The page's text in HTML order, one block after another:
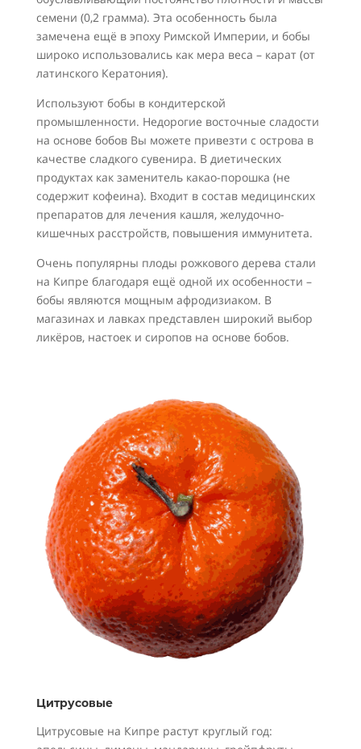
семени (0,2 грамма). Эта особенность была
замечена ещё в эпоху Римской Империи, и бобы
широко использовались как мера веса – карат (от
латинского Кератония).
Используют бобы в кондитерской
промышленности. Недорогие восточные сладости
на основе бобов Вы можете привезти с острова в
качестве сладкого сувенира. В диетических
продуктах как заменитель какао-порошка (не
содержит кофеина). Входит в состав медицинских
препаратов для лечения кашля, желудочно-
кишечных расстройств, повышения иммунитета.
Очень популярны плоды рожкового дерева стали
на Кипре благодаря ещё одной их особенности –
бобы являются мощным афродизиаком. В
магазинах и лавках представлен широкий выбор
ликёров, настоек и сиропов на основе бобов.
Цитрусовые
Цитрусовые на Кипре растут круглый год: